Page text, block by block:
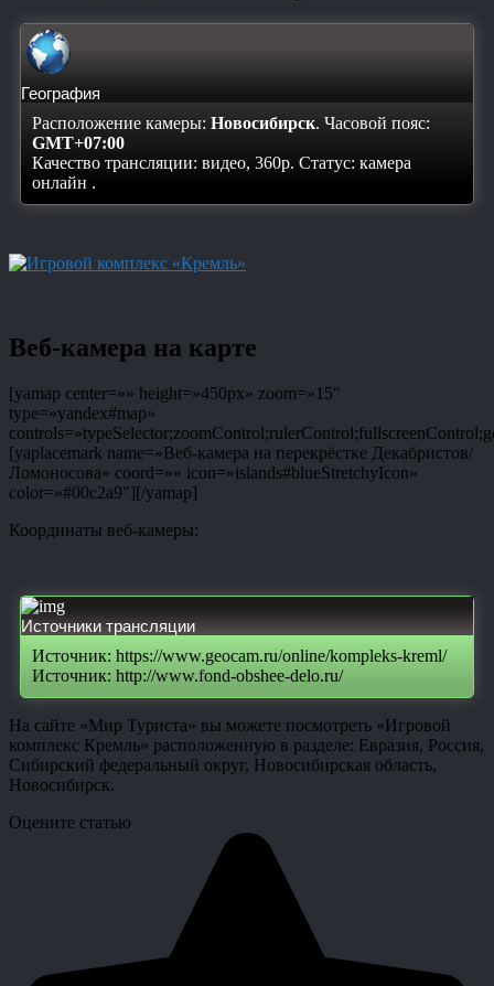
География
Расположение камеры: Новосибирск. Часовой пояс:
GMT+07:00
Качество трансляции: видео, 360p. Статус: камера
онлайн .
Веб-камера на карте
[yamap center=»» height=»450px» zoom=»15″
type=»yandex#map»
[yaplacemark name=»Веб-камера на перекрёстке Декабристов/
Ломоносова» coord=»» icon=»islands#blueStretchyIcon»
color=»#00c2a9″][/yamap]
Координаты веб-камеры:
Источники трансляции
Источник: https://www.geocam.ru/online/kompleks-kreml/
Источник: http://www.fond-obshee-delo.ru/
На сайте «Мир Туриста» вы можете посмотреть «Игровой
комплекс Кремль» расположенную в разделе: Евразия, Россия,
Сибирский федеральный округ, Новосибирская область,
Новосибирск.
Оцените статью